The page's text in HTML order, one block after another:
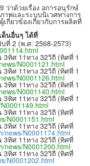
ว่าด้วยเรื่อง อการอนุรักษ์
พและระบบนิเวศทางการ
เกี่ยวข้องเกี่ยวกับการผลิตที่
นอื่นๆ ได้ที่
ที่ 2 (พ.ศ. 2568-2573)
ทิศ 11ทาง 32วิถี (ทิศที่ 1
N0001121.html
ทิศ 11ทาง 32วิถี (ทิศที่ 1
N0001126.html
ทิศ 11ทาง 32วิถี (ทิศที่ 1
N0001140.html
ทิศ 11ทาง 32วิถี (ทิศที่ 1
3ทิศ 11ทาง 32วิถี (ทิศที่
N0001151.html
3ทิศ 11ทาง 32วิถี (ทิศที่
news/N0001174.html
3ทิศ 11ทาง 32วิถี (ทิศที่
news/N0001200.html
3ทิศ 11ทาง 32วิถี (ทิศที่
N0001202.html